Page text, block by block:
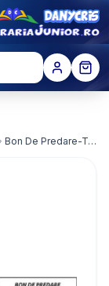
Bon De Predare-Transfer, Restituire A5 ( Dany Cris )